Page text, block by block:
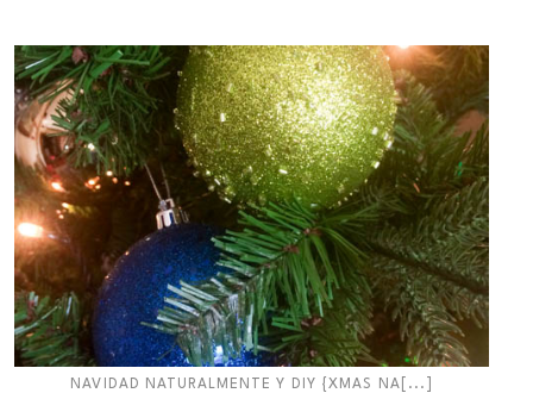
NAVIDAD NATURALMENTE Y DIY {XMAS NA[...]